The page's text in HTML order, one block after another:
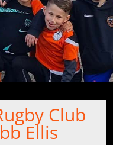
Club
Ellis